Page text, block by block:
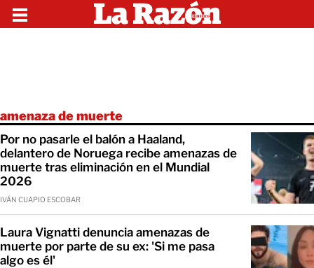
amenaza de muerte
Por no pasarle el balón a Haaland,
delantero de Noruega recibe amenazas de
muerte tras eliminación en el Mundial
2026
IVÁN CUAPIO ESCOBAR
Laura Vignatti denuncia amenazas de
muerte por parte de su ex: 'Si me pasa
algo es él'